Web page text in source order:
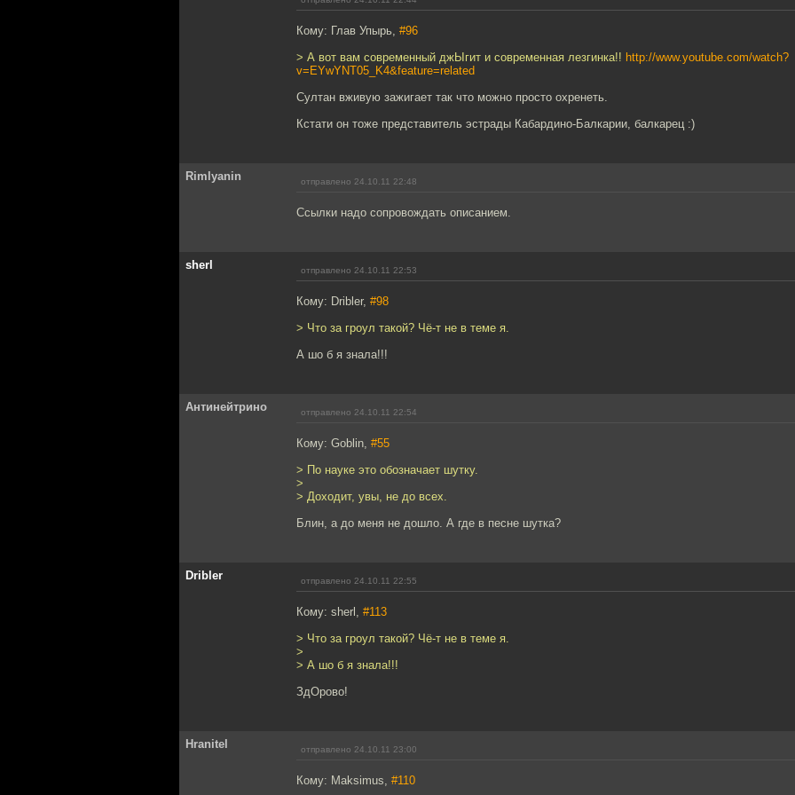
Кому: Глав Упырь, #96
> А вот вам современный джЫгит и современная лезгинка!! http://www.youtube.com/watch?
v=EYwYNT05_K4&feature=related
Султан вживую зажигает так что можно просто охренеть.
Кстати он тоже представитель эстрады Кабардино-Балкарии, балкарец :)
Rimlyanin отправлено 24.10.11 22:48
Ссылки надо сопровождать описанием.
sherl отправлено 24.10.11 22:53
Кому: Dribler, #98
> Что за гроул такой? Чё-т не в теме я.
А шо б я знала!!!
Антинейтрино отправлено 24.10.11 22:54
Кому: Goblin, #55
> По науке это обозначает шутку.
>
> Доходит, увы, не до всех.
Блин, а до меня не дошло. А где в песне шутка?
Dribler отправлено 24.10.11 22:55
Кому: sherl, #113
> Что за гроул такой? Чё-т не в теме я.
>
> А шо б я знала!!!
ЗдОрово!
Hranitel отправлено 24.10.11 23:00
Кому: Maksimus, #110